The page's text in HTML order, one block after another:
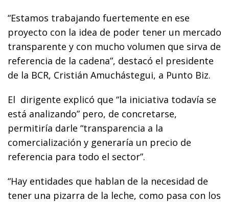
“Estamos trabajando fuertemente en ese
proyecto con la idea de poder tener un mercado
transparente y con mucho volumen que sirva de
referencia de la cadena”, destacó el presidente
de la BCR, Cristián Amuchástegui, a Punto Biz.
El dirigente explicó que “la iniciativa todavía se
está analizando” pero, de concretarse,
permitiría darle “transparencia a la
comercialización y generaría un precio de
referencia para todo el sector”.
“Hay entidades que hablan de la necesidad de
tener una pizarra de la leche, como pasa con los